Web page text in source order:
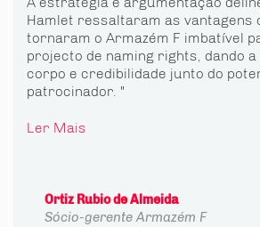
Hamlet ressaltaram as vantagens
tornaram o Armazém F imbatível
projecto de naming rights, dando
corpo e credibilidade junto do
patrocinador. "
Ler Mais
Ortiz Rubio de Almeida
Sócio-gerente Armazém F